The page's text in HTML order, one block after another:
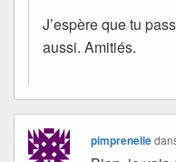
J’espère que tu
aussi. Amitiés.
pimprenelle